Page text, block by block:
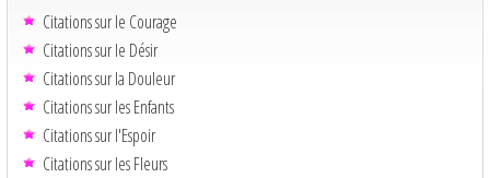
Citations sur le Courage
Citations sur le Désir
Citations sur la Douleur
Citations sur les Enfants
Citations sur l'Espoir
Citations sur les Fleurs